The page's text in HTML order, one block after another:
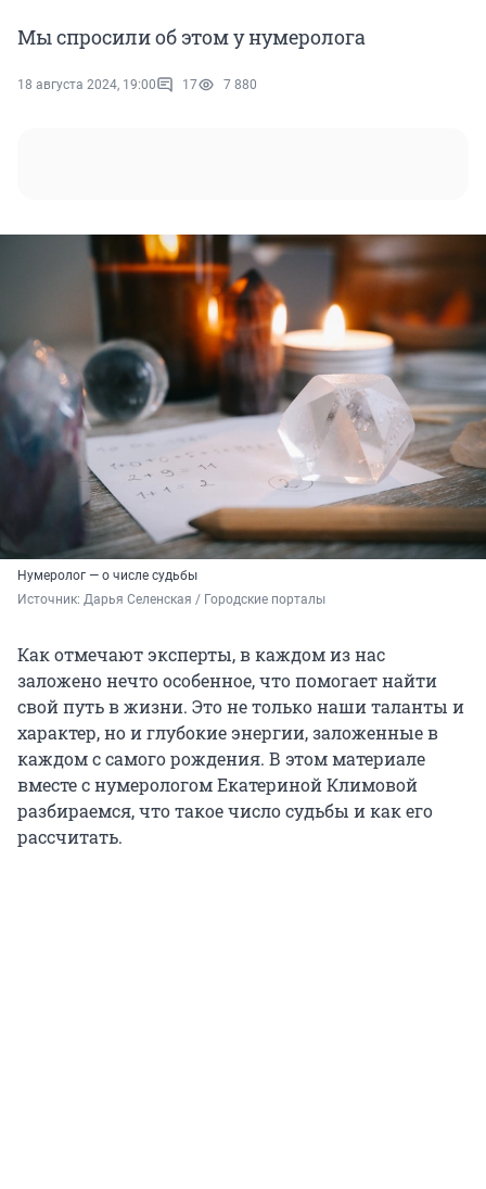
Мы спросили об этом у нумеролога
18 августа 2024, 19:00 17 7 880
Нумеролог — о числе судьбы
Источник: Дарья Селенская / Городские порталы
Как отмечают эксперты, в каждом из нас
заложено нечто особенное, что помогает найти
свой путь в жизни. Это не только наши таланты и
характер, но и глубокие энергии, заложенные в
каждом с самого рождения. В этом материале
вместе с нумерологом Екатериной Климовой
разбираемся, что такое число судьбы и как его
рассчитать.